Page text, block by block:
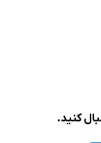
کنید.